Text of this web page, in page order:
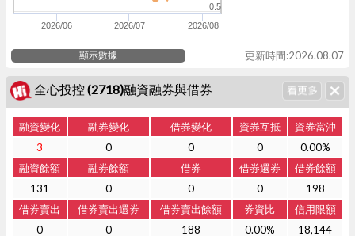
2026/06 2026/07 2026/08
0.5
顯示數據 更新時間:2026.08.07
全心投控 (2718)融資融券與借券
融資變化 融券變化 借券變化 資券互抵
資券當沖
3
0 0 0
0.00%
融資餘額
融券餘額 借券 借券還券
借券餘額
131
0 0 0
198
借券賣出
借券賣出還券 借券賣出餘額 券資比
信用限額
0
0 188 0.00% 18,144